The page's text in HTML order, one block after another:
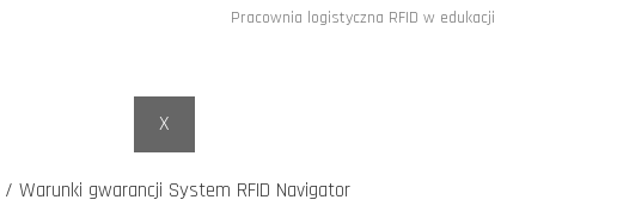
Pracownia logistyczna RFID w edukacji
X
/ Warunki gwarancji System RFID Navigator